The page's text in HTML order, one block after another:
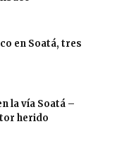
en Soatá, tres
la vía Soatá –
herido